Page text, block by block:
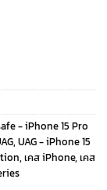
- iPhone 15 Pro
, UAG - iPhone 15
, เคส iPhone, เคส